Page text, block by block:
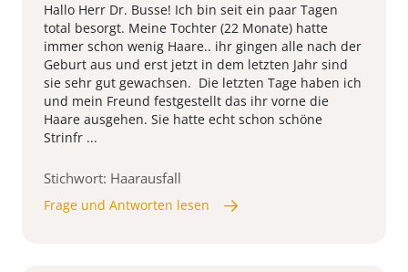
Hallo Herr Dr. Busse! Ich bin seit ein paar Tagen
total besorgt. Meine Tochter (22 Monate) hatte
immer schon wenig Haare.. ihr gingen alle nach der
Geburt aus und erst jetzt in dem letzten Jahr sind
sie sehr gut gewachsen. Die letzten Tage haben ich
und mein Freund festgestellt das ihr vorne die
Haare ausgehen. Sie hatte echt schon schöne
Strinfr ...
Stichwort: Haarausfall
Frage und Antworten lesen